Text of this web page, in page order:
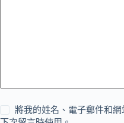
將我的姓名、電子郵件和